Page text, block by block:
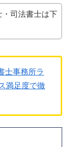
司法書士は下
士事務所ラ
満足度で徹